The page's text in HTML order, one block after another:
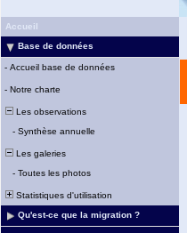
Accueil
Base de données
- Accueil base de données
- Notre charte
Les observations
- Synthèse annuelle
Les galeries
- Toutes les photos
Statistiques d'utilisation
Qu'est-ce que la migration ?